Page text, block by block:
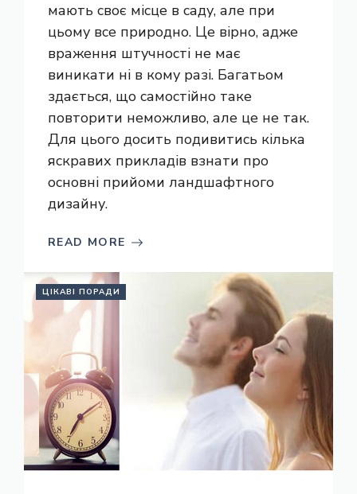
мають своє місце в саду, але при
цьому все природно. Це вірно, адже
враження штучності не має
виникати ні в кому разі. Багатьом
здається, що самостійно таке
повторити неможливо, але це не так.
Для цього досить подивитись кілька
яскравих прикладів взнати про
основні прийоми ландшафтного
дизайну.
READ MORE
ЦІКАВІ ПОРАДИ